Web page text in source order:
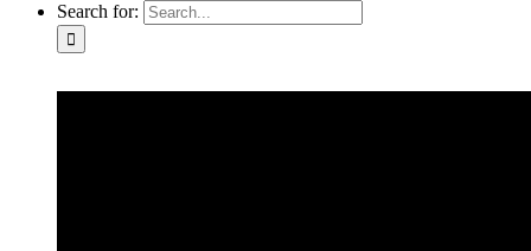
Search for: